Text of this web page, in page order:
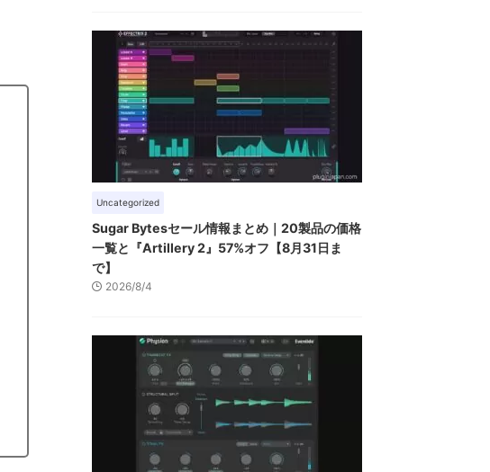
Uncategorized
Sugar Bytesセール情報まとめ｜20製品の価格
一覧と『Artillery 2』57%オフ【8月31日ま
で】
2026/8/4